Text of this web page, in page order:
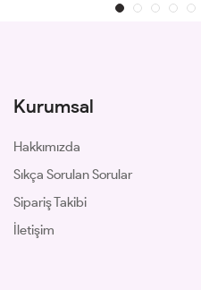
Kurumsal
Hakkımızda
Sıkça Sorulan Sorular
Sipariş Takibi
İletişim